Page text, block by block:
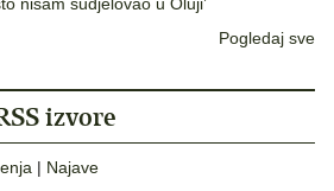
nisam sudjelovao u Oluji’
Pogledaj sve
izvore
| Najave